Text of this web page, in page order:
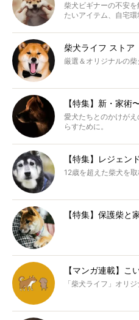
柴犬ビギナーの不安
たいアイテム、自宅
柴犬ライフ ストア
厳選＆オリジナルの柴
【特集】新・家術
愛犬たちとのかけが
らすために。
【特集】レジェン
12歳を超えた柴犬を取
【特集】保護柴と
【マンガ連載】こ
「柴犬ライフ」オリジ